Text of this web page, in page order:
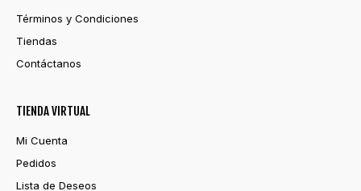
Términos y Condiciones
Tiendas
Contáctanos
TIENDA VIRTUAL
Mi Cuenta
Pedidos
Lista de Deseos